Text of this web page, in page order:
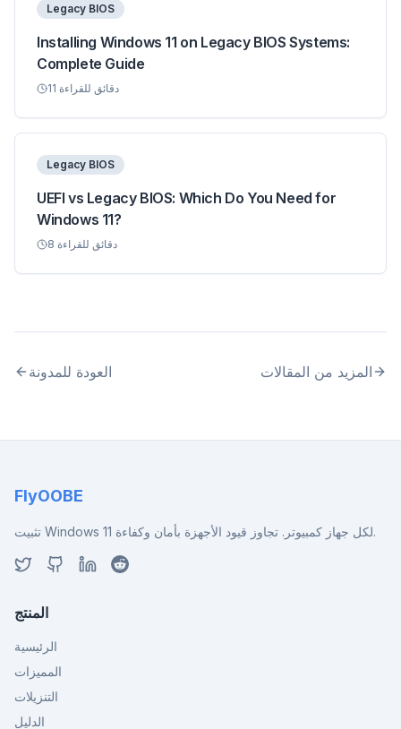
Legacy BIOS
Installing Windows 11 on Legacy BIOS Systems:
Complete Guide
11 دقائق للقراءة
Legacy BIOS
UEFI vs Legacy BIOS: Which Do You Need for
Windows 11?
8 دقائق للقراءة
العودة للمدونة المزيد من المقالات
FlyOOBE
تثبيت Windows 11 لكل جهاز كمبيوتر. تجاوز قيود الأجهزة بأمان وكفاءة.
المنتج
الرئيسية
المميزات
التنزيلات
الدليل